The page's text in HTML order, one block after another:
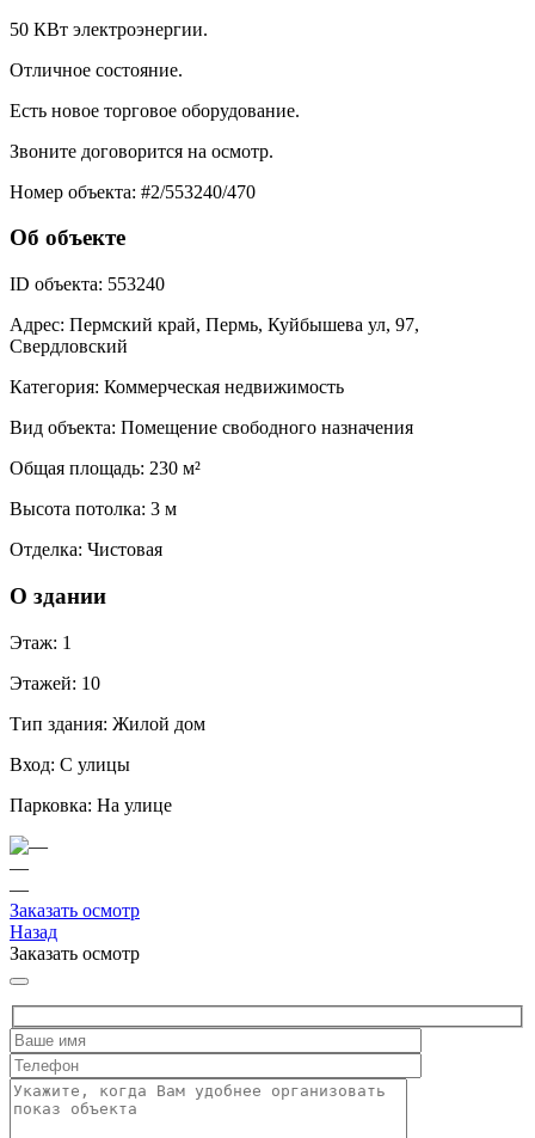
50 КВт электроэнергии.
Отличное состояние.
Есть новое торговое оборудование.
​​​​​​​Звоните договорится на осмотр.
Номер объекта: #2/553240/470
Об объекте
ID объекта: 553240
Адрес: Пермский край, Пермь, Куйбышева ул, 97,
Свердловский
Категория: Коммерческая недвижимость
Вид объекта: Помещение свободного назначения
Общая площадь: 230 м²
Высота потолка: 3 м
Отделка: Чистовая
О здании
Этаж: 1
Этажей: 10
Тип здания: Жилой дом
Вход: С улицы
Парковка: На улице
—
—
Заказать осмотр
Назад
Заказать осмотр